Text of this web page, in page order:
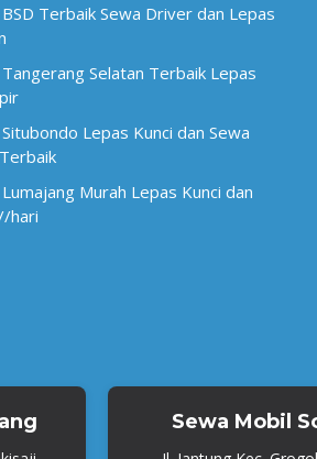
Terbaik Sewa Driver dan Lepas
Selatan Terbaik Lepas
Lepas Kunci dan Sewa
Murah Lepas Kunci dan
hari
Sewa Mobil